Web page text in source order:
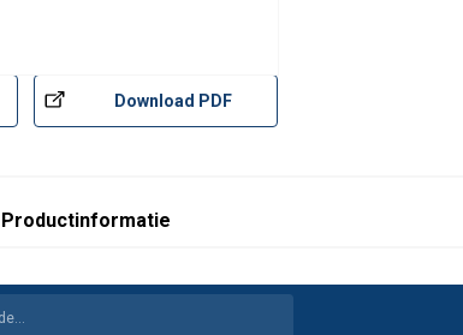
Download PDF
Productinformatie
We gebruiken cookies om inhoud en advertenties te